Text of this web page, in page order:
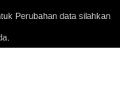
Perubahan data silahkan